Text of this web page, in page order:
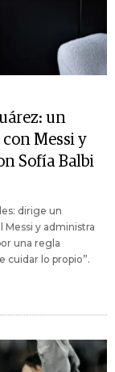
un
Messi y
Sofía Balbi
dirige un
y administra
una regla
cuidar lo propio”.